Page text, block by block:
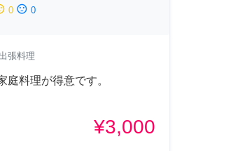
0 sentiment_dissatisfied 0
張料理
庭料理が得意です。
¥3,000